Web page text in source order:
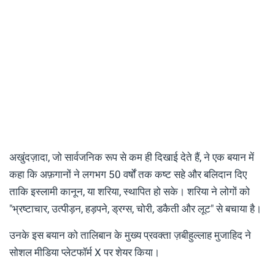
अखुंदज़ादा, जो सार्वजनिक रूप से कम ही दिखाई देते हैं, ने एक बयान में
कहा कि अफ़गानों ने लगभग 50 वर्षों तक कष्ट सहे और बलिदान दिए
ताकि इस्लामी कानून, या शरिया, स्थापित हो सके। शरिया ने लोगों को
"भ्रष्टाचार, उत्पीड़न, हड़पने, ड्रग्स, चोरी, डकैती और लूट" से बचाया है।
उनके इस बयान को तालिबान के मुख्य प्रवक्ता ज़बीहुल्लाह मुजाहिद ने
सोशल मीडिया प्लेटफॉर्म X पर शेयर किया।